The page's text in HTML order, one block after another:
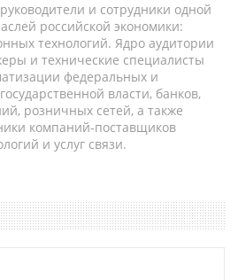
и сотрудники одной
российской экономики:
технологий. Ядро аудитории
и технические специалисты
федеральных и
власти, банков,
розничных сетей, а также
компаний-поставщиков
и услуг связи.